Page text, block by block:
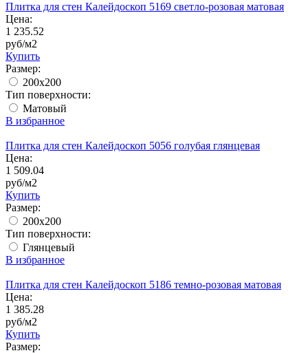
Плитка для стен Калейдоскоп 5169 светло-розовая матовая
Цена:
1 235.52
руб/м2
Купить
Размер:
200x200
Тип поверхности:
Матовый
В избранное
Плитка для стен Калейдоскоп 5056 голубая глянцевая
Цена:
1 509.04
руб/м2
Купить
Размер:
200x200
Тип поверхности:
Глянцевый
В избранное
Плитка для стен Калейдоскоп 5186 темно-розовая матовая
Цена:
1 385.28
руб/м2
Купить
Размер: